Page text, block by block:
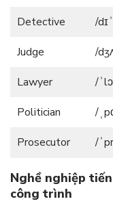
Detective
/
Judge
/
Lawyer
/
Politician
/
Prosecutor
/
Nghề nghiệp
công trình